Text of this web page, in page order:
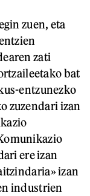
zuen, eta
zati
bat
entzunezko
zuzendari izan
ere izan
izan
industrien